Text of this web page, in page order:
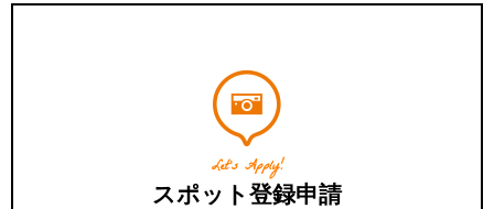
Let’s Apply!
スポット登録申請